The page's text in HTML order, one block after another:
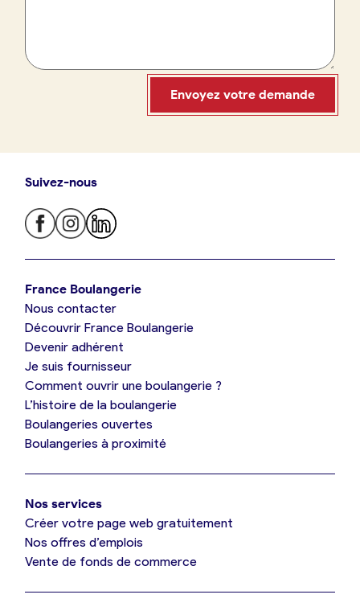
Je trouve ma boulangerie
Je suis boulanger
Je découvre France Boulangerie
Mes tarifs
Je référence ma boulangerie (gratuit)
Offres d’emploi
09 86 23 49 09
Non, annuler
Envoyez votre demande
Suivez-nous
France Boulangerie
Nous contacter
Découvrir France Boulangerie
Devenir adhérent
Je suis fournisseur
Comment ouvrir une boulangerie ?
L’histoire de la boulangerie
Boulangeries ouvertes
Boulangeries à proximité
Nos services
Créer votre page web gratuitement
Nos offres d’emplois
Vente de fonds de commerce